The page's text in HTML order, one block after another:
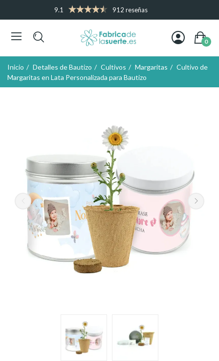
9.1 912 reseñas
0
Inicio Detalles de Bautizo Cultivos Margaritas
Cultivo de
Margaritas en Lata Personalizada para Bautizo